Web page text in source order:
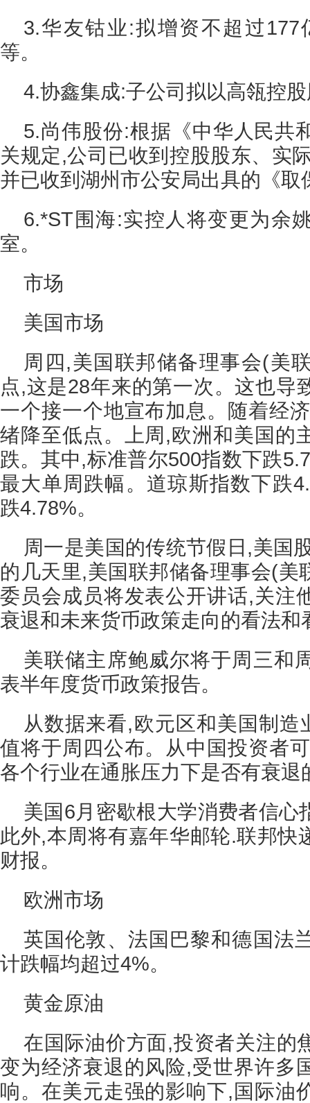
3.华友钴业:拟增资不超过
等。
4.协鑫集成:子公司拟以高瓴控
5.尚伟股份:根据《中华人民共
关规定,公司已收到控股股东、实
并已收到湖州市公安局出具的《取
6.*ST围海:实控人将变更为余
室。
市场
美国市场
周四,美国联邦储备理事会(美
点,这是28年来的第一次。这也导
一个接一个地宣布加息。随着经
绪降至低点。上周,欧洲和美国的
跌。其中,标准普尔500指数下跌
最大单周跌幅。道琼斯指数下跌
跌4.78%。
周一是美国的传统节假日,美国
的几天里,美国联邦储备理事会(美
委员会成员将发表公开讲话,关注
衰退和未来货币政策走向的看法和
美联储主席鲍威尔将于周三和
表半年度货币政策报告。
从数据来看,欧元区和美国制造
值将于周四公布。从中国投资者
各个行业在通胀压力下是否有衰退
美国6月密歇根大学消费者信心
此外,本周将有嘉年华邮轮.联邦快
财报。
欧洲市场
英国伦敦、法国巴黎和德国法
计跌幅均超过4%。
黄金原油
在国际油价方面,投资者关注的
变为经济衰退的风险,受世界许多
响。在美元走强的影响下,国际油